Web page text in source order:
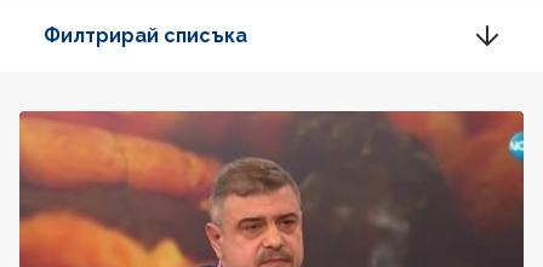
Филтрирай списъка